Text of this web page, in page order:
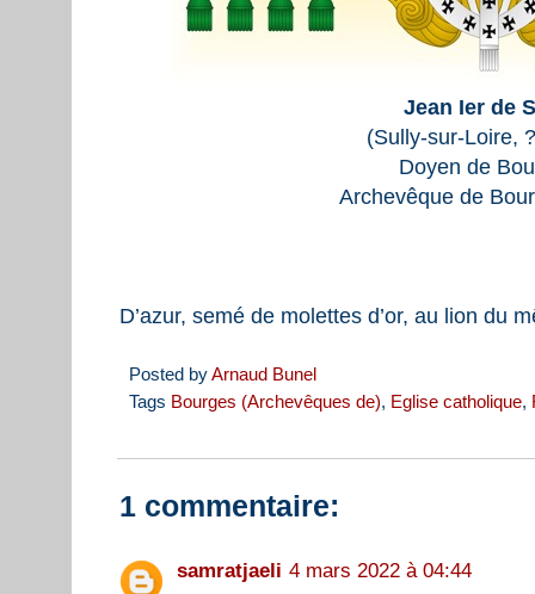
Jean Ier de
(Sully-sur-Loire,
Doyen de
Archevêque de
D’azur, semé de molettes d’or, au lion du
Posted byArnaud Bunel
Tags Bourges (Archevêques de), Eglise catholique,
1 commentaire:
samratjaeli 4 mars 2022 à 04:44